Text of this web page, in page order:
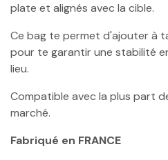
plate et alignés avec la cible.
Ce bag te permet d'ajouter à
pour te garantir une stabilité
lieu.
Compatible avec la plus part
marché.
Fabriqué en FRANCE